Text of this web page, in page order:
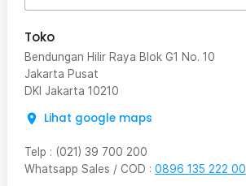
Toko
Bendungan Hilir Raya Blok G1 No. 10
Jakarta Pusat
DKI Jakarta 10210
Lihat google maps
Telp : (021) 39 700 200
Whatsapp Sales / COD : 0896 135 222 00